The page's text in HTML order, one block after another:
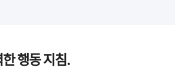
행동 지침.